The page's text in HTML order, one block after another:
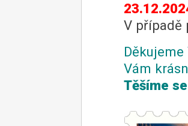
V případě
Vám
Těšíme